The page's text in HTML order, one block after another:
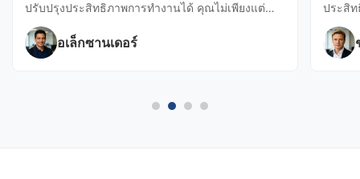
ปรับปรุงประสิทธิภาพการทำงานได้ คุณไม่เพียงแต่นำ
เสนอเครื่องจักรที่ยอดเยี่ยมเท่านั้น แต่ยังให้การ
สนับสนุนที่เป็นมืออาชีพและเอาใจใส่ ทำให้การร่วมมือ
เป็นไปอย่างราบรื่นและน่าพอใจ
อเล็กซานเดอร์
ประสิท